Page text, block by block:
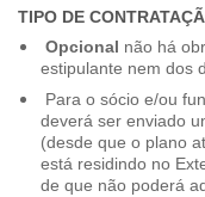
TIPO DE
Opcional não há
estipulante nem dos
Para o sócio e/ou
deverá ser enviado
(desde que o plano
está residindo no
de que não poderá